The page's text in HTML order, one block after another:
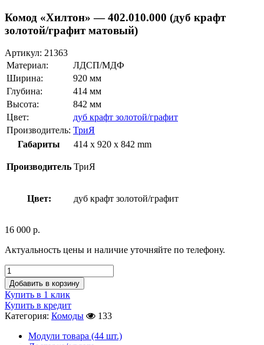
Комод «Хилтон» — 402.010.000 (дуб крафт
золотой/графит матовый)
Артикул: 21363
Материал:
ЛДСП/МДФ
Ширина:
920 мм
Глубина:
414 мм
Высота:
842 мм
Цвет:
дуб крафт золотой/графит
Производитель: ТриЯ
Габариты
414 x 920 x 842 mm
Производитель ТриЯ
Цвет: дуб крафт золотой/графит
16 000 р.
Актуальность цены и наличие уточняйте по телефону.
Добавить в корзину
Купить в 1 клик
Купить в кредит
Категория: Комоды
133
Модули товара (44 шт.)